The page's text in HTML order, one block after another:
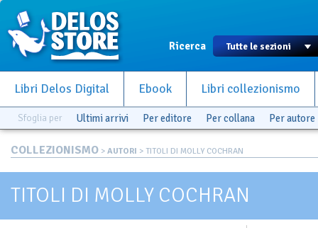
Ricerca
Libri Delos Digital Ebook Libri collezionismo
Sfoglia per Ultimi arrivi Per editore Per collana Per autore
COLLEZIONISMO > AUTORI > TITOLI DI MOLLY COCHRAN
TITOLI DI MOLLY COCHRAN